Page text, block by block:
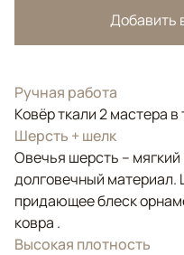
Добавить
Ручная работа
Ковёр ткали 2 мастера
Шерсть + шелк
Овечья шерсть –
долговечный материал.
придающее блеск
ковра .
Высокая плотность